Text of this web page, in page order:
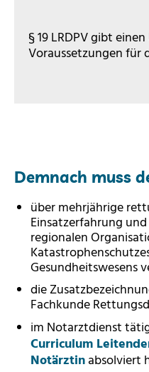
§ 19 LRDPV gibt
Voraussetzungen für
Demnach muss
über mehrjährige
Einsatzerfahrung
regionalen
Gesundheitswesens
die
Fachkunde
im Notarztdienst
Curriculum
Notärztinabsolviert